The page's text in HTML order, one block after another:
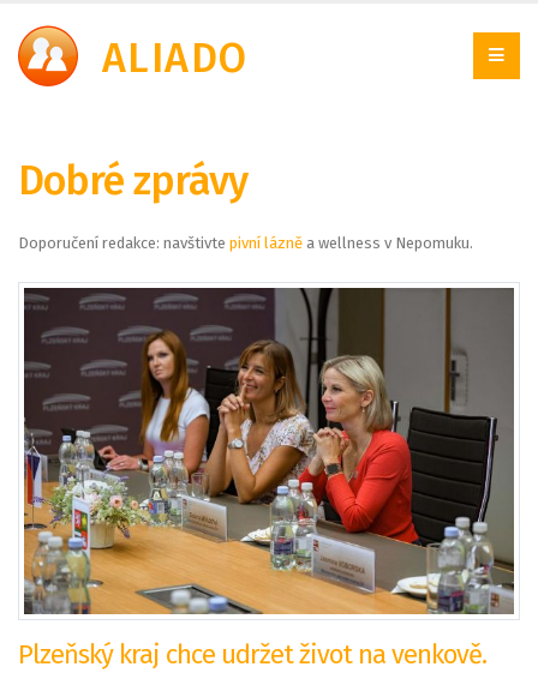
ALIADO
Dobré zprávy
Doporučení redakce: navštivte pivní lázně a wellness v Nepomuku.
Plzeňský kraj chce udržet život na venkově.